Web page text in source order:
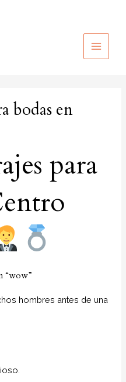
MAIN
bodas en
para
“wow”
hombres antes de una